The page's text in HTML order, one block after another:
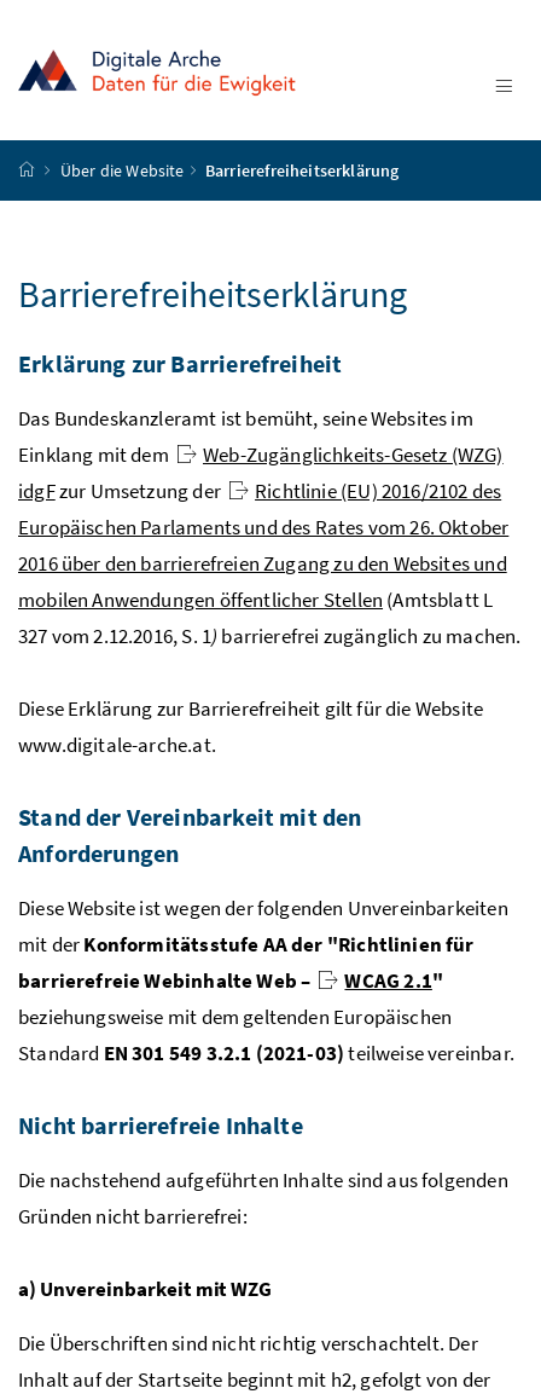
Startseite
Über die Website Barrierefreiheitserklärung
Barrierefreiheitserklärung
Erklärung zur Barrierefreiheit
Das Bundeskanzleramt ist bemüht, seine Websites im
Einklang mit dem
Web-Zugänglichkeits-Gesetz (WZG)
idgFzur Umsetzung der
Richtlinie (EU) 2016/2102 des
Europäischen Parlaments und des Rates vom 26. Oktober
2016 über den barrierefreien Zugang zu den Websites und
mobilen Anwendungen öffentlicher Stellen (Amtsblatt L
327 vom 2.12.2016, S. 1) barrierefrei zugänglich zu machen.
Diese Erklärung zur Barrierefreiheit gilt für die Website
www.digitale-arche.at.
Stand der Vereinbarkeit mit den
Anforderungen
Diese Website ist wegen der folgenden Unvereinbarkeiten
mit derKonformitätsstufe AA der "Richtlinien für
barrierefreie Webinhalte Web –
WCAG 2.1"
beziehungsweise mit dem geltenden Europäischen
Standard EN 301 549 3.2.1 (2021-03)teilweise vereinbar.
Nicht barrierefreie Inhalte
Die nachstehend aufgeführten Inhalte sind aus folgenden
Gründen nicht barrierefrei:
a) Unvereinbarkeit mit WZG
Die Überschriften sind nicht richtig verschachtelt. Der
Inhalt auf der Startseite beginnt mit h2, gefolgt von der